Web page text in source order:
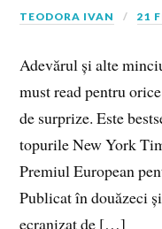
TEODORA IVAN 21
Adevărul și alte
must read pentru
de surprize. Este
topurile New York
Premiul European
Publicat în douăzeci
ecranizat de […]